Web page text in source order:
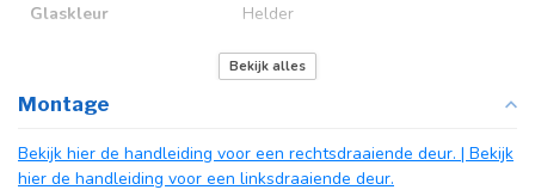
Glaskleur Helder
Op maat gemaakt
Kozijnmaat
Incl. deurgreep Standaard Deurgreep Binnendeur
Bekijk alles
Montage
Bekijk hier de handleiding voor een rechtsdraaiende deur. | Bekijk
hier de handleiding voor een linksdraaiende deur.